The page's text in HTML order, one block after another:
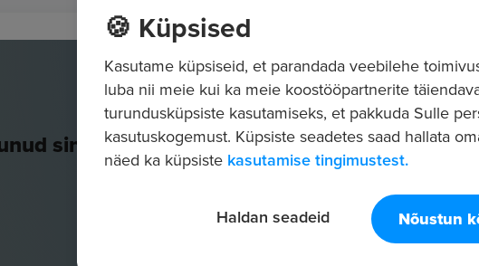
🍪 Küpsised
Kasutame küpsiseid, et parandada veebilehe
luba nii meie kui ka meie koostööpartnerite
turundusküpsiste kasutamiseks, et pakkuda Sulle
kasutuskogemust. Küpsiste seadetes saad hallata
näed ka küpsiste kasutamise tingimustest.
Nõustun
Haldan seadeid